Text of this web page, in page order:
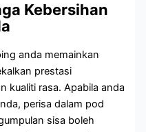
Kebersihan
anda memainkan
prestasi
kualiti rasa. Apabila anda
perisa dalam pod
sisa boleh